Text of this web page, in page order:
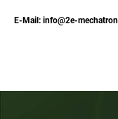
E-Mail: info@2e-